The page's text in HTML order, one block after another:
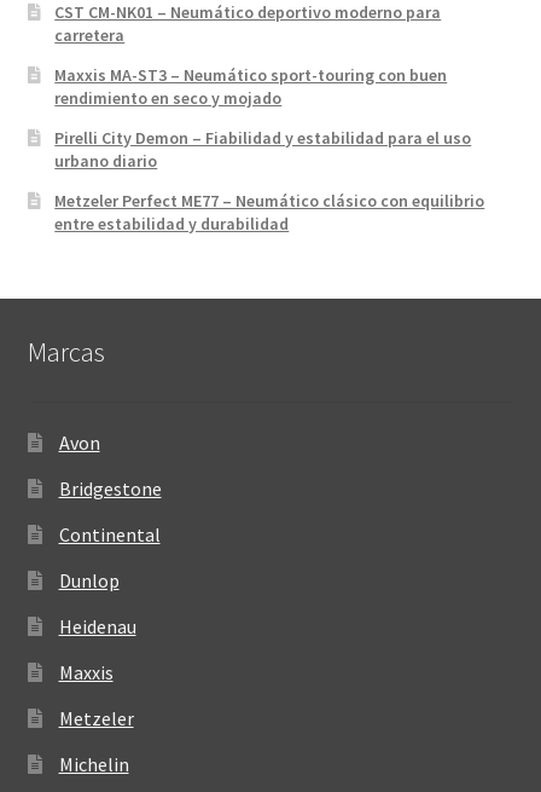
CST CM-NK01 – Neumático deportivo moderno para
carretera
Maxxis MA-ST3 – Neumático sport-touring con buen
rendimiento en seco y mojado
Pirelli City Demon – Fiabilidad y estabilidad para el uso
urbano diario
Metzeler Perfect ME77 – Neumático clásico con equilibrio
entre estabilidad y durabilidad
Marcas
Avon
Bridgestone
Continental
Dunlop
Heidenau
Maxxis
Metzeler
Michelin